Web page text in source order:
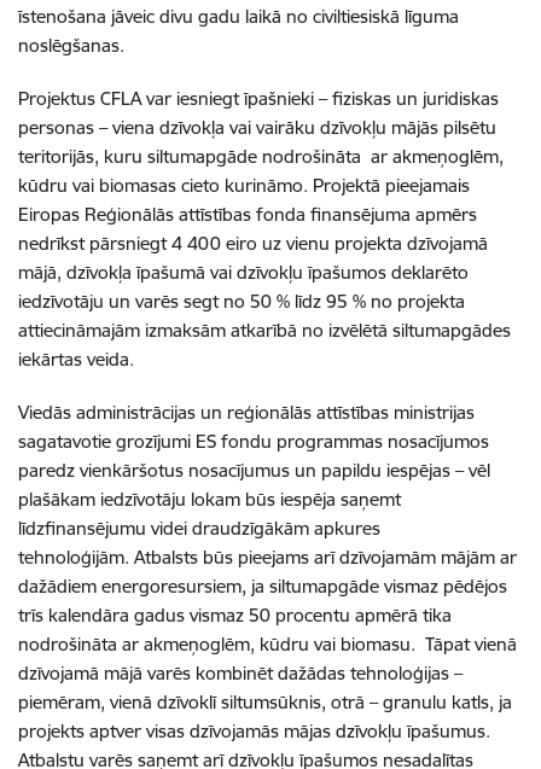
īstenošana jāveic divu gadu laikā no civiltiesiskā līguma
noslēgšanas.
Projektus CFLA var iesniegt īpašnieki – fiziskas un juridiskas
personas – viena dzīvokļa vai vairāku dzīvokļu mājās pilsētu
teritorijās, kuru siltumapgāde nodrošināta ar akmeņoglēm,
kūdru vai biomasas cieto kurināmo. Projektā pieejamais
Eiropas Reģionālās attīstības fonda finansējuma apmērs
nedrīkst pārsniegt 4 400 eiro uz vienu projekta dzīvojamā
mājā, dzīvokļa īpašumā vai dzīvokļu īpašumos deklarēto
iedzīvotāju un varēs segt no 50 % līdz 95 % no projekta
attiecināmajām izmaksām atkarībā no izvēlētā siltumapgādes
iekārtas veida.
Viedās administrācijas un reģionālās attīstības ministrijas
sagatavotie grozījumi ES fondu programmas nosacījumos
paredz vienkāršotus nosacījumus un papildu iespējas – vēl
plašākam iedzīvotāju lokam būs iespēja saņemt
līdzfinansējumu videi draudzīgākām apkures
tehnoloģijām. Atbalsts būs pieejams arī dzīvojamām mājām ar
dažādiem energoresursiem, ja siltumapgāde vismaz pēdējos
trīs kalendāra gadus vismaz 50 procentu apmērā tika
nodrošināta ar akmeņoglēm, kūdru vai biomasu. Tāpat vienā
dzīvojamā mājā varēs kombinēt dažādas tehnoloģijas –
piemēram, vienā dzīvoklī siltumsūknis, otrā – granulu katls, ja
projekts aptver visas dzīvojamās mājas dzīvokļu īpašumus.
Atbalstu varēs saņemt arī dzīvokļu īpašumos nesadalītas